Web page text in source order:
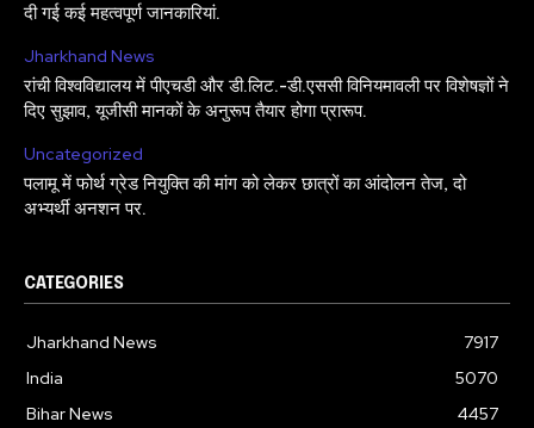
दी गई कई महत्वपूर्ण जानकारियां.
Jharkhand News
रांची विश्वविद्यालय में पीएचडी और डी.लिट.-डी.एससी विनियमावली पर विशेषज्ञों ने
दिए सुझाव, यूजीसी मानकों के अनुरूप तैयार होगा प्रारूप.
Uncategorized
पलामू में फोर्थ ग्रेड नियुक्ति की मांग को लेकर छात्रों का आंदोलन तेज, दो
अभ्यर्थी अनशन पर.
CATEGORIES
Jharkhand News
7917
India
5070
Bihar News
4457